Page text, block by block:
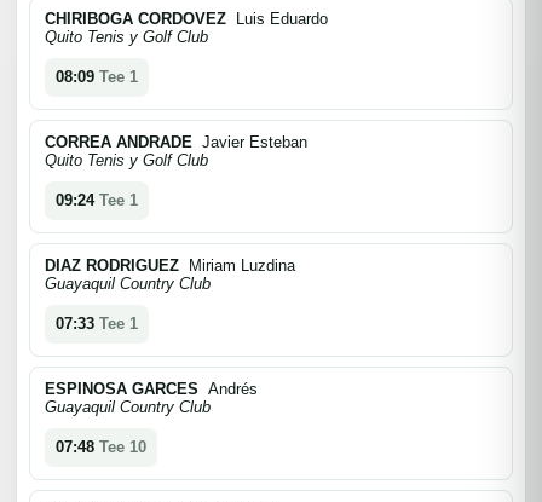
CHIRIBOGA CORDOVEZ Luis Eduardo
Quito Tenis y Golf Club
08:09 Tee 1
CORREA ANDRADE Javier Esteban
Quito Tenis y Golf Club
09:24 Tee 1
DIAZ RODRIGUEZ Miriam Luzdina
Guayaquil Country Club
07:33 Tee 1
ESPINOSA GARCES Andrés
Guayaquil Country Club
07:48 Tee 10